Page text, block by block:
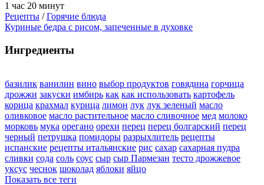
1 час 20 минут
Рецепты /Горячие блюда
Куриные бедра с рисом, запеченные в духовке
Ингредиенты
базилик ванилин вино выбор продуктов говядина горчица
дрожжи закуски имбирь как как использовать картофель
корица крахмал курица лимон лук лук зеленый масло
оливковое масло растительное масло сливочное мед молоко
морковь мука орегано орехи перец перец болгарский перец
черный петрушка помидоры разрыхлитель рецепты
испанские рецепты итальянские рис сахар сахарная пудра
сливки сода соль соус сыр сыр Пармезан тесто дрожжевое
уксус чеснок шоколад яблоки яйцо
Показать все теги